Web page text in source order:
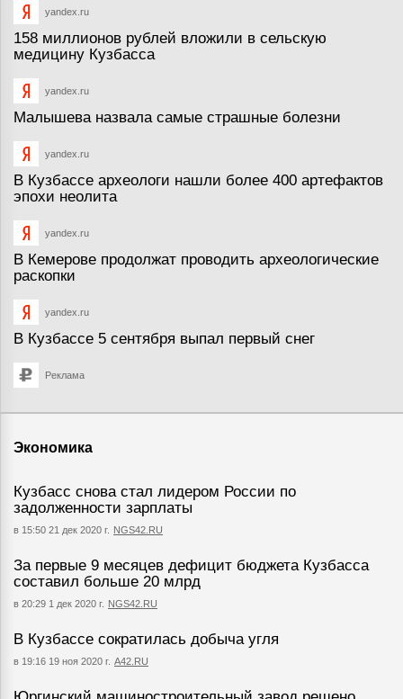
yandex.ru
158 миллионов рублей вложили в сельскую
медицину Кузбасса
yandex.ru
Малышева назвала самые страшные болезни
yandex.ru
В Кузбассе археологи нашли более 400 артефактов
эпохи неолита
yandex.ru
В Кемерове продолжат проводить археологические
раскопки
yandex.ru
В Кузбассе 5 сентября выпал первый снег
Реклама
Экономика
Кузбасс снова стал лидером России по
задолженности зарплаты
в 15:50 21 дек 2020 г. NGS42.RU
За первые 9 месяцев дефицит бюджета Кузбасса
составил больше 20 млрд
в 20:29 1 дек 2020 г. NGS42.RU
В Кузбассе сократилась добыча угля
в 19:16 19 ноя 2020 г. А42.RU